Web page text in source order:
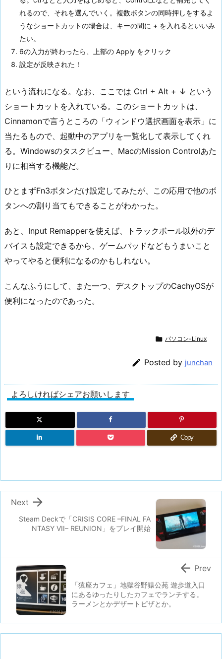
れるので、それを選んでいく。複数ボタンの同時押しをするよ
うなショートカットの場合は、キーの間に + を入れるといいみ
たい。
6の入力が終わったら、上部の Apply をクリック
設定が反映された！
という流れになる。なお、ここでは Ctrl + Alt + ↓ という
ショートカットを入れている。このショートカットは、
Cinnamonで言うところの「ウィンドウ選択画面を表示」に
当たるもので、起動中のアプリを一覧化して表示してくれ
る。Windowsのタスクビュー、MacのMission Controlあた
りに相当する機能だ。
ひとまずFn3ボタンだけ設定してみたが、この応用で他のボ
タンへの割り当てもできることがわかった。
あと、Input Remapperを使えば、トラックボール以外のデ
バイスも設定できるから、ゲームパッドなどもうまいこと
やってやると便利になるのかもしれない。
こんなふうにして、また一つ、デスクトップのCachyOSが
便利になったのであった。
 パソコン-Linux
 Posted by junchan
よろしければシェアお願いします
Copy
Steam Deckで「CRISIS CORE –FINAL FA
NTASY VII– REUNION」をプレイ開始

Next
「猿座カフェ」地獄谷野猿公苑 遊歩道入口
にあるゆったりしたカフェでランチする。
ラーメンとかデザートピザとか。
 Prev